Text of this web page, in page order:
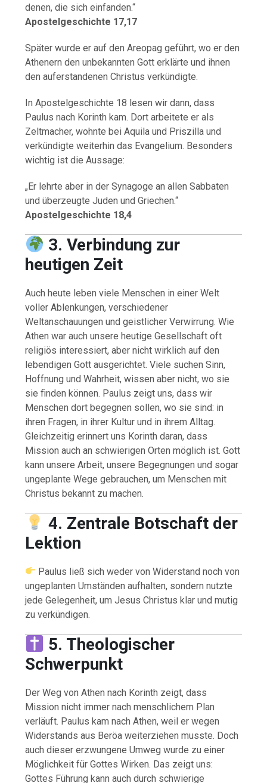
denen, die sich einfanden.“
Apostelgeschichte 17,17
Später wurde er auf den Areopag geführt, wo er den
Athenern den unbekannten Gott erklärte und ihnen
den auferstandenen Christus verkündigte.
In Apostelgeschichte 18 lesen wir dann, dass
Paulus nach Korinth kam. Dort arbeitete er als
Zeltmacher, wohnte bei Aquila und Priszilla und
verkündigte weiterhin das Evangelium. Besonders
wichtig ist die Aussage:
„Er lehrte aber in der Synagoge an allen Sabbaten
und überzeugte Juden und Griechen.“
Apostelgeschichte 18,4
3. Verbindung zur
heutigen Zeit
Auch heute leben viele Menschen in einer Welt
voller Ablenkungen, verschiedener
Weltanschauungen und geistlicher Verwirrung. Wie
Athen war auch unsere heutige Gesellschaft oft
religiös interessiert, aber nicht wirklich auf den
lebendigen Gott ausgerichtet. Viele suchen Sinn,
Hoffnung und Wahrheit, wissen aber nicht, wo sie
sie finden können. Paulus zeigt uns, dass wir
Menschen dort begegnen sollen, wo sie sind: in
ihren Fragen, in ihrer Kultur und in ihrem Alltag.
Gleichzeitig erinnert uns Korinth daran, dass
Mission auch an schwierigen Orten möglich ist. Gott
kann unsere Arbeit, unsere Begegnungen und sogar
ungeplante Wege gebrauchen, um Menschen mit
Christus bekannt zu machen.
4. Zentrale Botschaft der
Lektion
Paulus ließ sich weder von Widerstand noch von
ungeplanten Umständen aufhalten, sondern nutzte
jede Gelegenheit, um Jesus Christus klar und mutig
zu verkündigen.
5. Theologischer
Schwerpunkt
Der Weg von Athen nach Korinth zeigt, dass
Mission nicht immer nach menschlichem Plan
verläuft. Paulus kam nach Athen, weil er wegen
Widerstands aus Beröa weiterziehen musste. Doch
auch dieser erzwungene Umweg wurde zu einer
Möglichkeit für Gottes Wirken. Das zeigt uns:
Gottes Führung kann auch durch schwierige